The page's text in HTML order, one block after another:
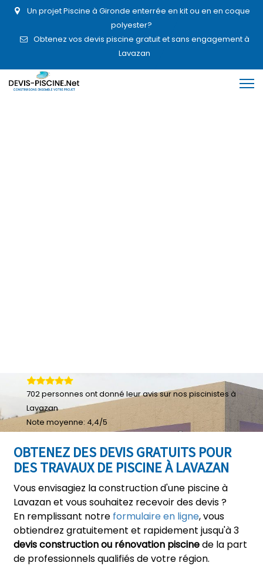
Un projet Piscine à Gironde enterrée en kit ou en en coque
polyester?
Obtenez vos devis piscine gratuit et sans engagement à
Lavazan
OBTENEZ DES DEVIS GRATUITS POUR
DES TRAVAUX DE PISCINE À LAVAZAN
Vous envisagiez la construction d'une piscine à
Lavazan et vous souhaitez recevoir des devis ?
En remplissant notre formulaire en ligne, vous
obtiendrez gratuitement et rapidement jusqu'à 3
devis construction ou rénovation piscinede la part
de professionnels qualifiés de votre région.
702personnes ont donné leuravis sur nos piscinistes à
Lavazan
Note moyenne: 4,4/5